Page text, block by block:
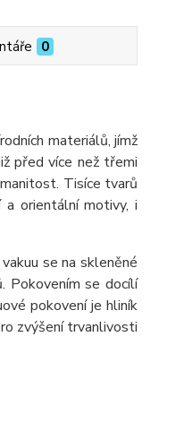
0
materiálů, jímž
před více než třemi
Tisíce tvarů
a orientální motivy, i
se na skleněné
Pokovením se docílí
pokovení je hliník
zvýšení trvanlivosti